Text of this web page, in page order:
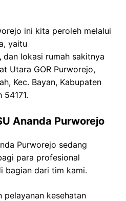
ini kita peroleh melalui
yaitu
dan lokasi rumah sakitnya
Utara GOR Purworejo,
Kec. Bayan, Kabupaten
Ananda Purworejo
Purworejo sedang
para profesional
bagian dari tim kami.
pelayanan kesehatan